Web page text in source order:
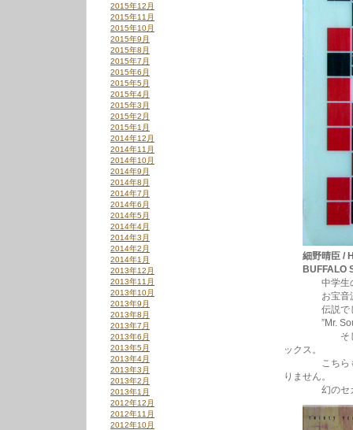
細野晴臣 /
BUFFALO
中学生のホ
お宝音源満
伝説でしか
”Mr. Soul”
そしてこの
ックス。
こちらもイ
りません。
幻のセカン
2015年12月
2015年11月
2015年10月
2015年9月
2015年8月
2015年7月
2015年6月
2015年5月
2015年4月
2015年3月
2015年2月
2015年1月
2014年12月
2014年11月
2014年10月
2014年9月
2014年8月
2014年7月
2014年6月
2014年5月
2014年4月
2014年3月
2014年2月
2014年1月
2013年12月
2013年11月
2013年10月
2013年9月
2013年8月
2013年7月
2013年6月
2013年5月
2013年4月
2013年3月
2013年2月
2013年1月
2012年12月
2012年11月
2012年10月